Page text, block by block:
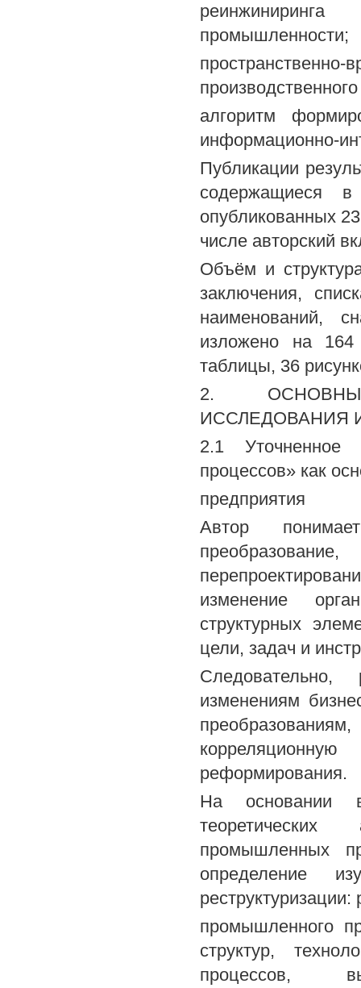
промышленности;
алгоритм
информационно-
Публикации
содержащиеся
опубликованных
числе авторский
Объём и
заключения,
наименований,
изложено на 164
таблицы, 36
2.
ИССЛЕДОВАНИЯ
2.1 Уточненное
процессов» как
предприятия
Автор
изменение
структурных
цели, задач и
Следовательно,
изменениям
реформирования.
На основании
теоретических
промышленных
определение
промышленного
структур,
процессов,